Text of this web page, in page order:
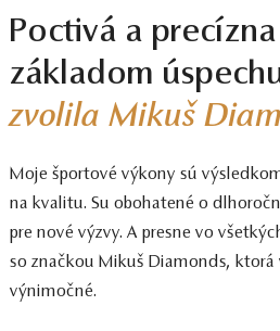
vyšší stupeň SELECT, no s
však tieto diamanty
Select / náš tip
Toto je kameň, ktorý
starostlivo vybraný priamo
Top / vysoká kvalita
Diamant spĺňajúci
Certifikácia diamantov
Všetky naše diamanty o
porovnanie kvality
Poctivá a
základom
zvolila Mikuš
Moje športové výkony sú
na kvalitu. Su obohatené o
pre nové výzvy. A presne vo
so značkou Mikuš Diamonds,
výnimočné.